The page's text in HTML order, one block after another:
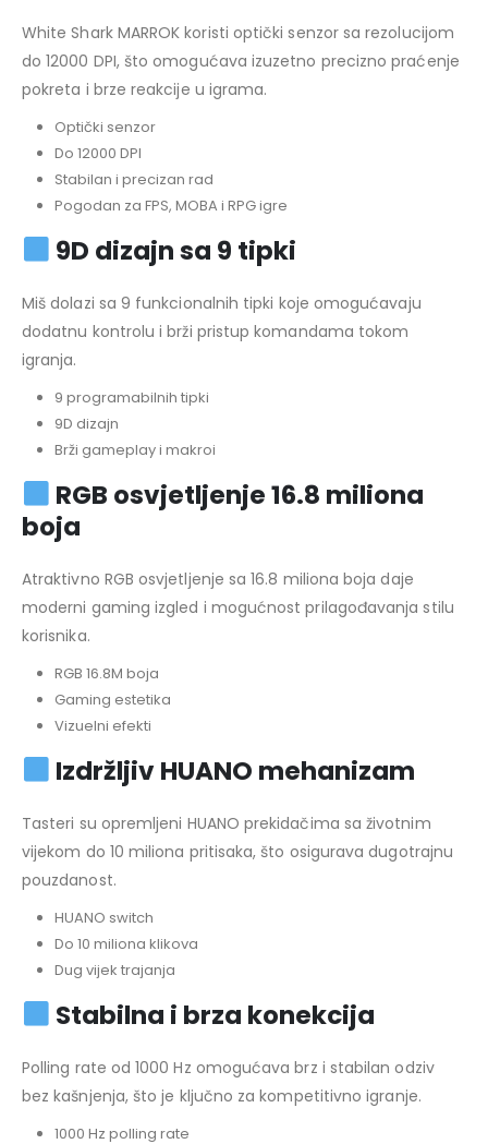
White Shark MARROK koristi optički senzor sa rezolucijom
do 12000 DPI, što omogućava izuzetno precizno praćenje
pokreta i brze reakcije u igrama.
Optički senzor
Do 12000 DPI
Stabilan i precizan rad
Pogodan za FPS, MOBA i RPG igre
9D dizajn sa 9 tipki
Miš dolazi sa 9 funkcionalnih tipki koje omogućavaju
dodatnu kontrolu i brži pristup komandama tokom
igranja.
9 programabilnih tipki
9D dizajn
Brži gameplay i makroi
RGB osvjetljenje 16.8 miliona
boja
Atraktivno RGB osvjetljenje sa 16.8 miliona boja daje
moderni gaming izgled i mogućnost prilagođavanja stilu
korisnika.
RGB 16.8M boja
Gaming estetika
Vizuelni efekti
Izdržljiv HUANO mehanizam
Tasteri su opremljeni HUANO prekidačima sa životnim
vijekom do 10 miliona pritisaka, što osigurava dugotrajnu
pouzdanost.
HUANO switch
Do 10 miliona klikova
Dug vijek trajanja
Stabilna i brza konekcija
Polling rate od 1000 Hz omogućava brz i stabilan odziv
bez kašnjenja, što je ključno za kompetitivno igranje.
1000 Hz polling rate